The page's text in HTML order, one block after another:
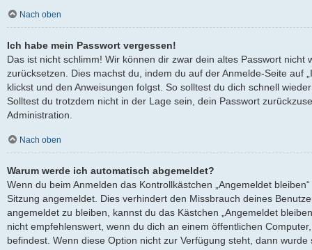
Nach oben
Ich habe mein Passwort vergessen!
Das ist nicht schlimm! Wir können dir zwar dein altes Passwort nicht
zurücksetzen. Dies machst du, indem du auf der Anmelde-Seite auf
klickst und den Anweisungen folgst. So solltest du dich schnell
Solltest du trotzdem nicht in der Lage sein, dein Passwort
Administration.
Nach oben
Warum werde ich automatisch abgemeldet?
Wenn du beim Anmelden das Kontrollkästchen „Angemeldet
Sitzung angemeldet. Dies verhindert den Missbrauch deines
angemeldet zu bleiben, kannst du das Kästchen „Angemeldet
nicht empfehlenswert, wenn du dich an einem öffentlichen
befindest. Wenn diese Option nicht zur Verfügung steht, dann